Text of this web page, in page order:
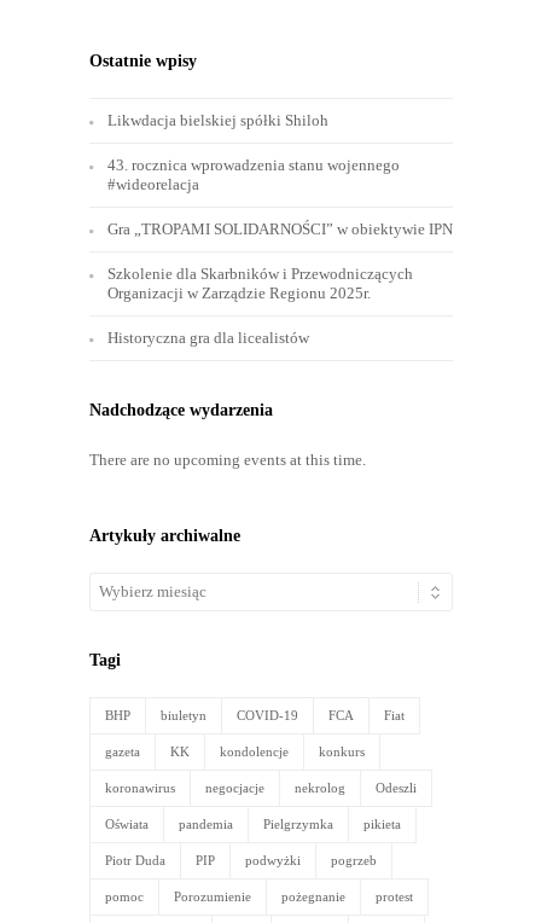
Ostatnie wpisy
Likwdacja bielskiej spółki Shiloh
43. rocznica wprowadzenia stanu wojennego
#wideorelacja
Gra „TROPAMI SOLIDARNOŚCI” w obiektywie IPN
Szkolenie dla Skarbników i Przewodniczących
Organizacji w Zarządzie Regionu 2025r.
Historyczna gra dla licealistów
Nadchodzące wydarzenia
There are no upcoming events at this time.
Artykuły archiwalne
Artykuły
Tagi
BHP biuletyn COVID-19 FCA Fiat
gazeta KK kondolencje konkurs
koronawirus negocjacje nekrolog Odeszli
Oświata pandemia Pielgrzymka pikieta
Piotr Duda PIP podwyżki pogrzeb
pomoc Porozumienie pożegnanie protest